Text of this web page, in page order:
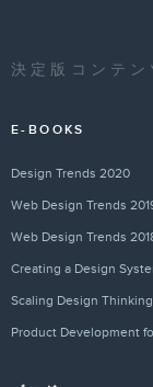
決定版コンテン
E-BOOKS
Design Trends 2020
Web Design Trends
Web Design Trends
Creating a Design
Scaling Design
Product Development